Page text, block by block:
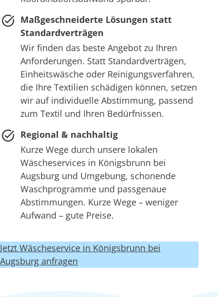
Maßgeschneiderte Lösungen statt
Standardverträgen
Wir finden das beste Angebot zu Ihren
Anforderungen. Statt Standardverträgen,
Einheitswäsche oder Reinigungsverfahren,
die Ihre Textilien schädigen können, setzen
wir auf individuelle Abstimmung, passend
zum Textil und Ihren Bedürfnissen.
Regional & nachhaltig
Kurze Wege durch unsere lokalen
Wäscheservices in Königsbrunn bei
Augsburg und Umgebung, schonende
Waschprogramme und passgenaue
Abstimmungen. Kurze Wege – weniger
Aufwand – gute Preise.
Jetzt Wäscheservice in Königsbrunn bei
Augsburg anfragen